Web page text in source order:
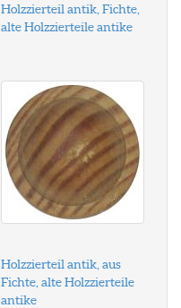
Holzzierteil antik, Fichte,
alte Holzzierteile antike
Holzzierteil antik, aus
Fichte, alte Holzzierteile
antike